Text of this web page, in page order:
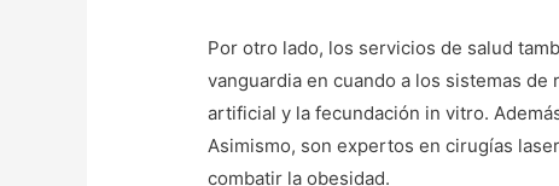
Por otro lado, los servicios de salud
vanguardia en cuando a los sistemas
artificial y la fecundación in vitro.
Asimismo, son expertos en cirugías
combatir la obesidad.